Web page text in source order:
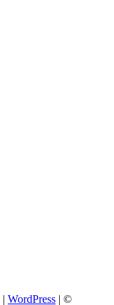
| WordPress | ©